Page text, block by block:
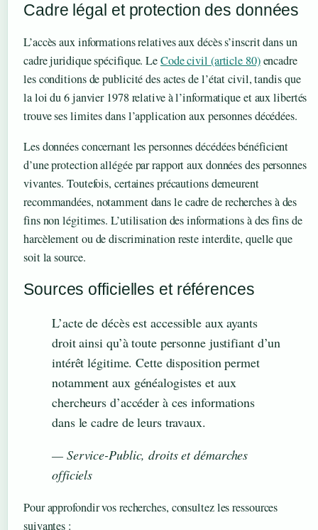
Cadre légal et protection des données
L’accès aux informations relatives aux décès s’inscrit dans un
cadre juridique spécifique. LeCode civil (article 80)encadre
les conditions de publicité des actes de l’état civil, tandis que
la loi du 6 janvier 1978 relative à l’informatique et aux libertés
trouve ses limites dans l’application aux personnes décédées.
Les données concernant les personnes décédées bénéficient
d’une protection allégée par rapport aux données des personnes
vivantes. Toutefois, certaines précautions demeurent
recommandées, notamment dans le cadre de recherches à des
fins non légitimes. L’utilisation des informations à des fins de
harcèlement ou de discrimination reste interdite, quelle que
soit la source.
Sources officielles et références
L’acte de décès est accessible aux ayants
droit ainsi qu’à toute personne justifiant d’un
intérêt légitime. Cette disposition permet
notamment aux généalogistes et aux
chercheurs d’accéder à ces informations
dans le cadre de leurs travaux.
— Service-Public, droits et démarches
officiels
Pour approfondir vos recherches, consultez les ressources
suivantes :